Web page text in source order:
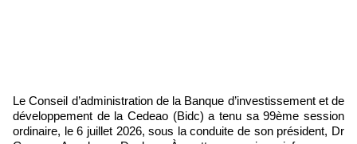
Le Conseil d’administration de la Banque d’investissement et de
développement de la Cedeao (Bidc) a tenu sa 99ème session
ordinaire, le 6 juillet 2026, sous la conduite de son président, Dr